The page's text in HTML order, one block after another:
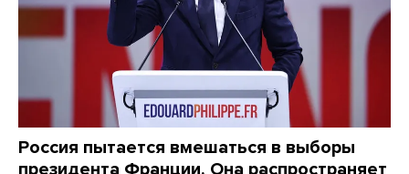
Россия пытается вмешаться в выборы
президента Франции. Она распространяет